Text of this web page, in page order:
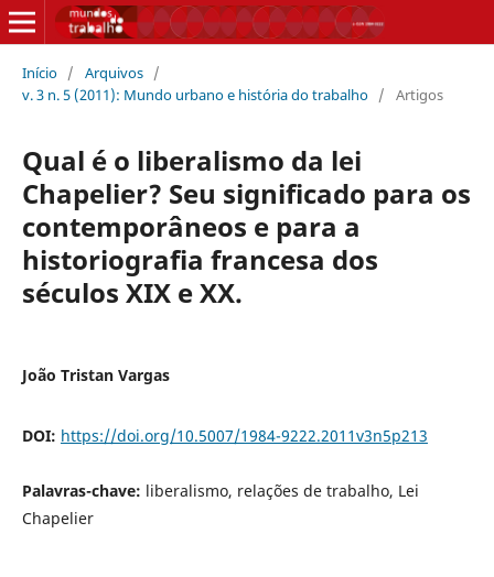
Início / Arquivos /
v. 3 n. 5 (2011): Mundo urbano e história do trabalho / Artigos
Qual é o liberalismo da lei
Chapelier? Seu significado para os
contemporâneos e para a
historiografia francesa dos
séculos XIX e XX.
João Tristan Vargas
DOI: https://doi.org/10.5007/1984-9222.2011v3n5p213
Palavras-chave: liberalismo, relações de trabalho, Lei
Chapelier